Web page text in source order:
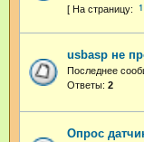
1
usbasp не
Последнее
Ответы: 2
Опрос